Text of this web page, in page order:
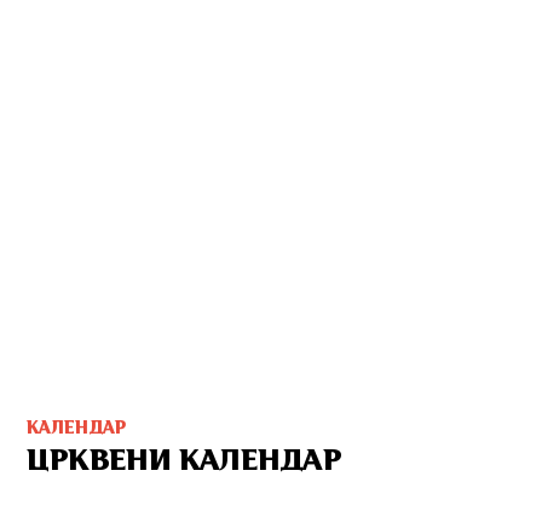
КАЛЕНДАР
ЦРКВЕНИ КАЛЕНДАР